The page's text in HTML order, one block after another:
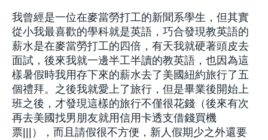
我曾經是一位在麥當勞打工的新聞系學生，但其實
從小我最喜歡的學科就是英語，巧合發現教英語的
薪水是在麥當勞打工的四倍，有天我就硬著頭皮去
面試，後來我就一邊半工半讀的教英語，也因為這
樣暑假時我用存下來的薪水去了美國紐約旅行了五
個禮拜。之後我就愛上了旅行，但是畢業後開始上
班之後，才發現這樣的旅行不僅很花錢（後來有次
再去美國找男朋友就用信用卡透支借錢買機
票|||），而且請假很不方便，新人假期少之外還要